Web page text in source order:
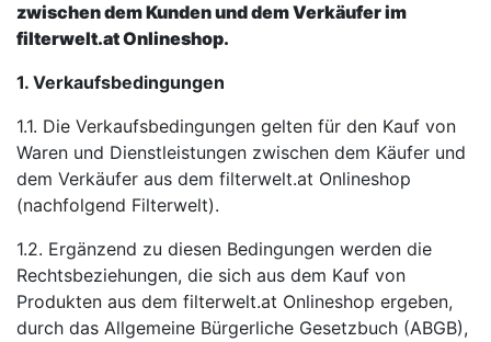
zwischen dem Kunden und dem Verkäufer im
filterwelt.at Onlineshop.
1. Verkaufsbedingungen
1.1. Die Verkaufsbedingungen gelten für den Kauf von
Waren und Dienstleistungen zwischen dem Käufer und
dem Verkäufer aus dem filterwelt.at Onlineshop
(nachfolgend Filterwelt).
1.2. Ergänzend zu diesen Bedingungen werden die
Rechtsbeziehungen, die sich aus dem Kauf von
Produkten aus dem filterwelt.at Onlineshop ergeben,
durch das Allgemeine Bürgerliche Gesetzbuch (ABGB),